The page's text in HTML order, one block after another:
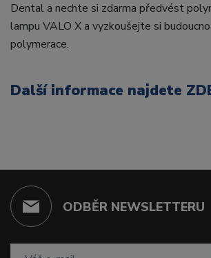
Dental a nechte si zdarma předvést
lampu VALO X a vyzkoušejte si
polymerace.
Další informace najdete
ODBĚR NEWSLETTERU